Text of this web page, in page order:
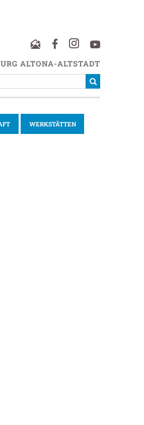
ALTONA-ALTSTADT
WERKSTÄTTEN